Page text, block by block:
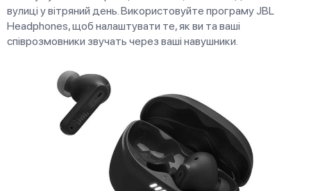
вулиці у вітряний день. Використовуйте програму JBL
Headphones, щоб налаштувати те, як ви та ваші
співрозмовники звучать через ваші навушники.